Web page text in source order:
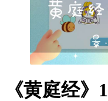
《黄庭经